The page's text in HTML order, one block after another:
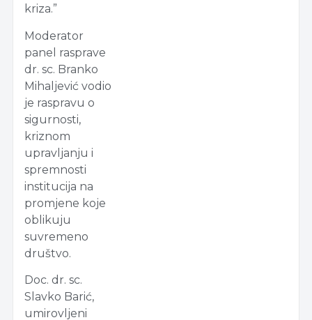
kriza.”
Moderator
panel rasprave
dr. sc. Branko
Mihaljević vodio
je raspravu o
sigurnosti,
kriznom
upravljanju i
spremnosti
institucija na
promjene koje
oblikuju
suvremeno
društvo.
Doc. dr. sc.
Slavko Barić,
umirovljeni